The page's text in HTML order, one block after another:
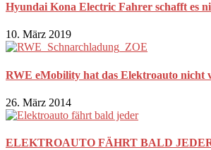
Hyundai Kona Electric Fahrer schafft es
10. März 2019
RWE eMobility hat das Elektroauto nicht
26. März 2014
ELEKTROAUTO FÄHRT BALD JEDER